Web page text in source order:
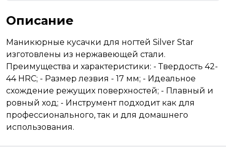
Описание
Маникюрные кусачки для ногтей Silver Star
изготовлены из нержавеющей стали.
Преимущества и характеристики: - Твердость 42-
44 HRC; - Размер лезвия - 17 мм; - Идеальное
схождение режущих поверхностей; - Плавный и
ровный ход; - Инструмент подходит как для
профессионального, так и для домашнего
использования.